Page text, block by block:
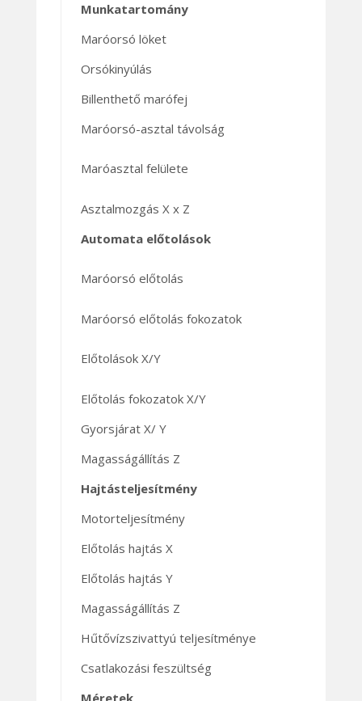
Munkatartomány
Maróorsó löket
Orsókinyúlás
Billenthető marófej
Maróorsó-asztal távolság
Maróasztal felülete
Asztalmozgás X x Z
Automata előtolások
Maróorsó előtolás
Maróorsó előtolás fokozatok
Előtolások X/Y
Előtolás fokozatok X/Y
Gyorsjárat X/ Y
Magasságállítás Z
Hajtásteljesítmény
Motorteljesítmény
Előtolás hajtás X
Előtolás hajtás Y
Magasságállítás Z
Hűtővízszivattyú teljesítménye
Csatlakozási feszültség